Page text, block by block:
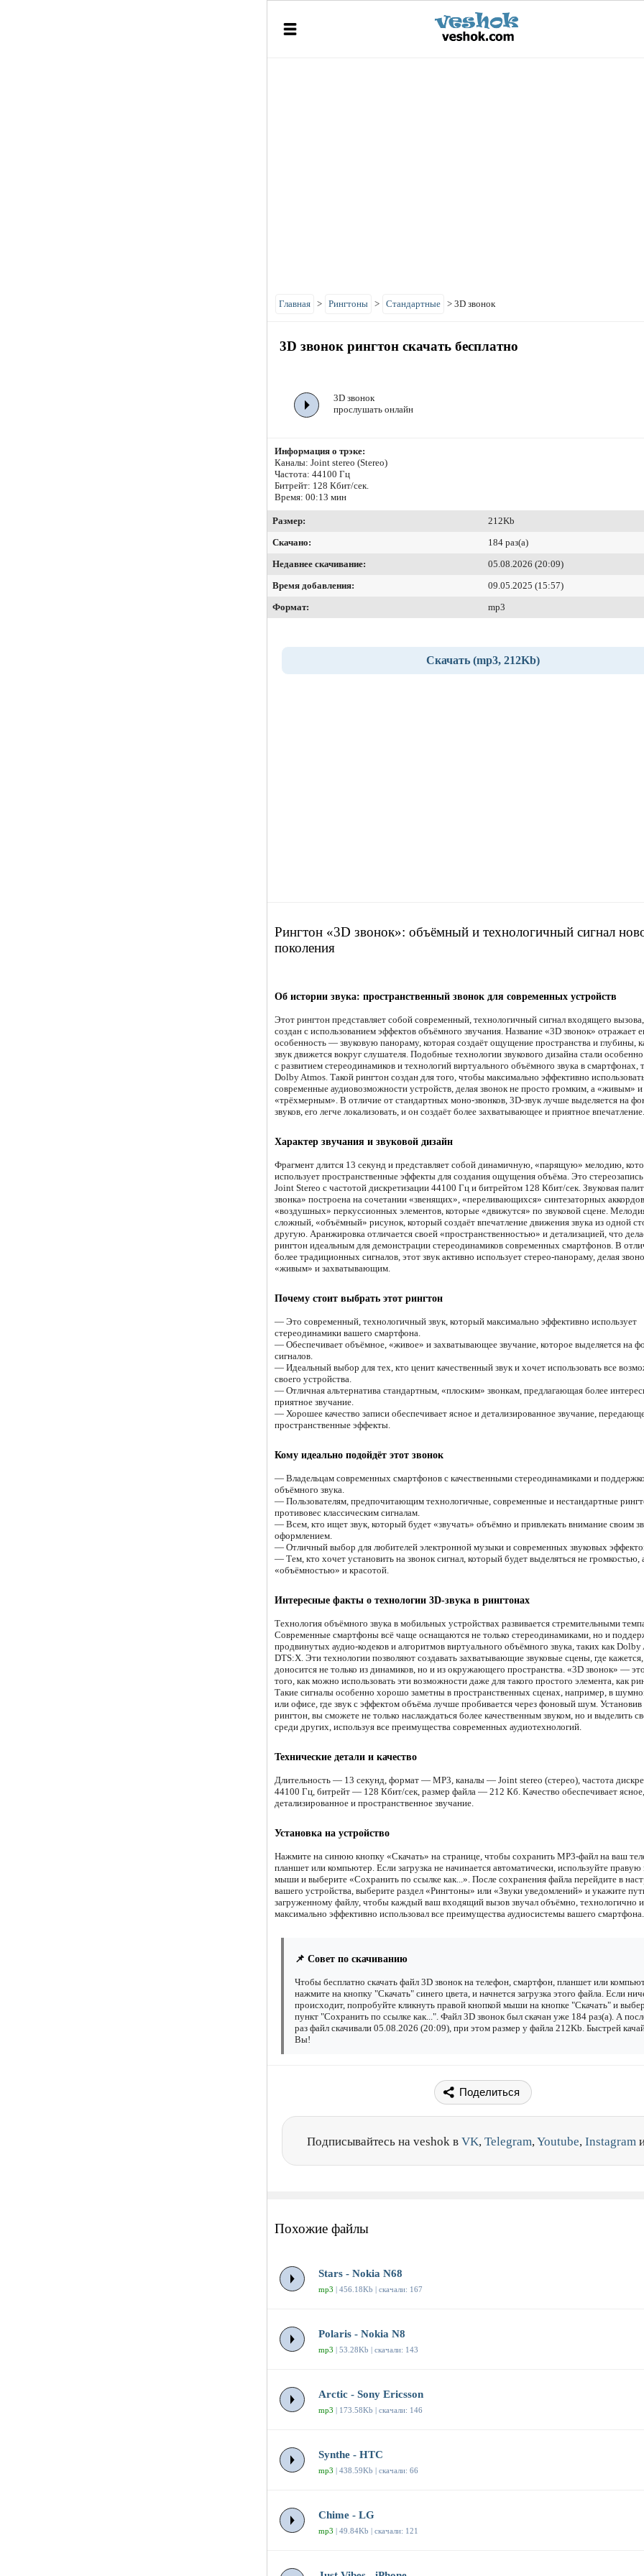
Главная > Рингтоны > Стандартные > 3D звонок
3D звонок рингтон скачать бесплатно
3D звонок
прослушать онлайн
Информация о трэке:
Каналы: Joint stereo (Stereo)
Частота: 44100 Гц
Битрейт: 128 Кбит/сек.
Время: 00:13 мин
Размер:
212Kb
Скачано:
184 раз(а)
Недавнее скачивание:
05.08.2026 (20:09)
Время добавления:
09.05.2025 (15:57)
Формат:
mp3
Скачать (mp3, 212Kb)
Рингтон «3D звонок»: объёмный и технологичный сигнал
поколения
Об истории звука: пространственный звонок для современных устройств
Этот рингтон представляет собой современный, технологичный сигнал входящего
создан с использованием эффектов объёмного звучания. Название «3D звонок» отражает
особенность — звуковую панораму, которая создаёт ощущение пространства и глубины,
звук движется вокруг слушателя. Подобные технологии звукового дизайна стали
с развитием стереодинамиков и технологий виртуального объёмного звука в смартфонах,
Dolby Atmos. Такой рингтон создан для того, чтобы максимально эффективно
современные аудиовозможности устройств, делая звонок не просто громким, а «живым» и
«трёхмерным». В отличие от стандартных моно-звонков, 3D-звук лучше выделяется на
звуков, его легче локализовать, и он создаёт более захватывающее и приятное впечатление.
Характер звучания и звуковой дизайн
Фрагмент длится 13 секунд и представляет собой динамичную, «парящую» мелодию,
использует пространственные эффекты для создания ощущения объёма. Это
Joint Stereo с частотой дискретизации 44100 Гц и битрейтом 128 Кбит/сек. Звуковая
звонка» построена на сочетании «звенящих», «переливающихся» синтезаторных
«воздушных» перкуссионных элементов, которые «движутся» по звуковой сцене.
сложный, «объёмный» рисунок, который создаёт впечатление движения звука из одной
другую. Аранжировка отличается своей «пространственностью» и детализацией, что
рингтон идеальным для демонстрации стереодинамиков современных смартфонов. В
более традиционных сигналов, этот звук активно использует стерео-панораму, делая
«живым» и захватывающим.
Почему стоит выбрать этот рингтон
— Это современный, технологичный звук, который максимально эффективно использует
стереодинамики вашего смартфона.
— Обеспечивает объёмное, «живое» и захватывающее звучание, которое выделяется на
сигналов.
— Идеальный выбор для тех, кто ценит качественный звук и хочет использовать все
своего устройства.
— Отличная альтернатива стандартным, «плоским» звонкам, предлагающая более
приятное звучание.
— Хорошее качество записи обеспечивает ясное и детализированное звучание,
пространственные эффекты.
Кому идеально подойдёт этот звонок
— Владельцам современных смартфонов с качественными стереодинамиками и
объёмного звука.
— Пользователям, предпочитающим технологичные, современные и нестандартные
противовес классическим сигналам.
— Всем, кто ищет звук, который будет «звучать» объёмно и привлекать внимание своим
оформлением.
— Отличный выбор для любителей электронной музыки и современных звуковых
— Тем, кто хочет установить на звонок сигнал, который будет выделяться не громкостью,
«объёмностью» и красотой.
Интересные факты о технологии 3D-звука в рингтонах
Технология объёмного звука в мобильных устройствах развивается стремительными
Современные смартфоны всё чаще оснащаются не только стереодинамиками, но и
продвинутых аудио-кодеков и алгоритмов виртуального объёмного звука, таких как
DTS:X. Эти технологии позволяют создавать захватывающие звуковые сцены, где
доносится не только из динамиков, но и из окружающего пространства. «3D звонок» —
того, как можно использовать эти возможности даже для такого простого элемента, как
Такие сигналы особенно хорошо заметны в пространственных сценах, например, в
или офисе, где звук с эффектом объёма лучше пробивается через фоновый шум. Установив
рингтон, вы сможете не только наслаждаться более качественным звуком, но и выделить
среди других, используя все преимущества современных аудиотехнологий.
Технические детали и качество
Длительность — 13 секунд, формат — MP3, каналы — Joint stereo (стерео), частота
44100 Гц, битрейт — 128 Кбит/сек, размер файла — 212 Кб. Качество обеспечивает ясное,
детализированное и пространственное звучание.
Установка на устройство
Нажмите на синюю кнопку «Скачать» на странице, чтобы сохранить MP3-файл на ваш
планшет или компьютер. Если загрузка не начинается автоматически, используйте правую
мыши и выберите «Сохранить по ссылке как...». После сохранения файла перейдите в
вашего устройства, выберите раздел «Рингтоны» или «Звуки уведомлений» и укажите
загруженному файлу, чтобы каждый ваш входящий вызов звучал объёмно, технологично и
максимально эффективно использовал все преимущества аудиосистемы вашего смартфона.
📌 Совет по скачиванию
Чтобы бесплатно скачать файл 3D звонок на телефон, смартфон, планшет или
нажмите на кнопку "Скачать" синего цвета, и начнется загрузка этого файла. Если
происходит, попробуйте кликнуть правой кнопкой мыши на кнопке "Скачать" и
пункт "Сохранить по ссылке как...". Файл 3D звонок был скачан уже 184 раз(а). А
раз файл скачивали 05.08.2026 (20:09), при этом размер у файла 212Kb. Быстрей
Вы!
Поделиться
Подписывайтесь на veshok в VK, Telegram,Youtube, Instagram
Похожие файлы
Stars - Nokia N68
mp3 | 456.18Kb | скачали: 167
Polaris - Nokia N8
mp3 | 53.28Kb | скачали: 143
Arctic - Sony Ericsson
mp3 | 173.58Kb | скачали: 146
Synthe - HTC
mp3 | 438.59Kb | скачали: 66
Chime - LG
mp3 | 49.84Kb | скачали: 121